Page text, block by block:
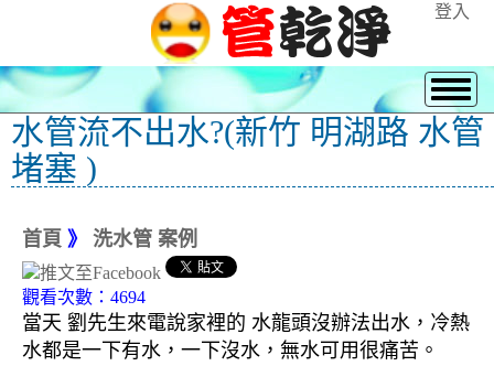
登入
水管流不出水?(新竹 明湖路 水管
堵塞 )
首頁 》 洗水管 案例
觀看次數：4694
當天 劉先生來電說家裡的 水龍頭沒辦法出水，冷熱
水都是一下有水，一下沒水，無水可用很痛苦。